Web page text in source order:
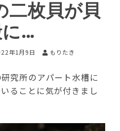
二枚貝が貝
…
年1月9日 もりたき
究所のアパート水槽に
ることに気が付きまし